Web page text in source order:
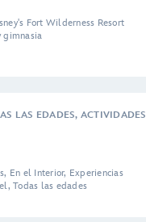
Fort Wilderness Resort
gimnasia
LAS EDADES, ACTIVIDADES
En el Interior, Experiencias
Todas las edades